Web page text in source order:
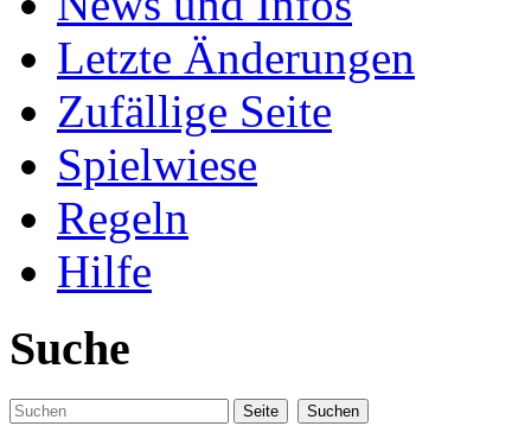
Letzte Änderungen
Zufällige Seite
Spielwiese
Regeln
Hilfe
Suche